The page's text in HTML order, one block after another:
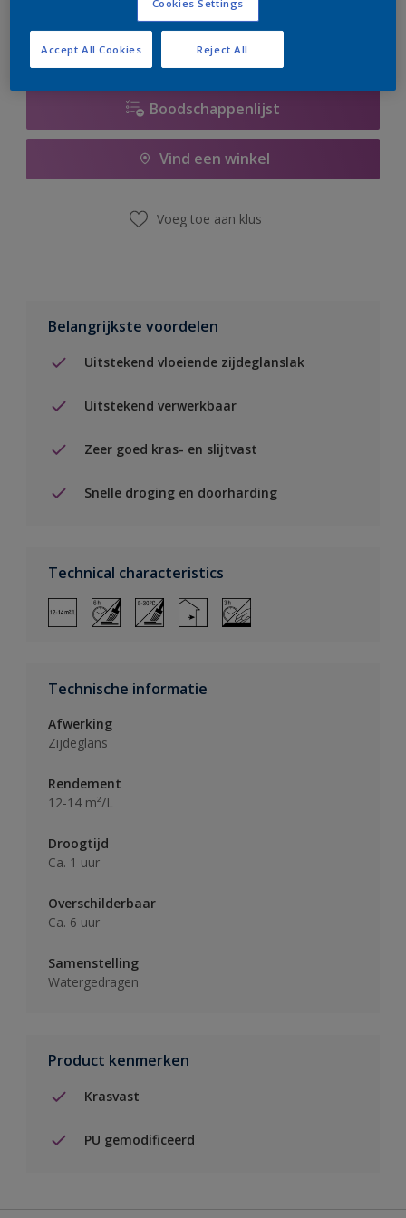
Boodschappenlijst
Vind een winkel
Voeg toe aan klus
Belangrijkste voordelen
Uitstekend vloeiende zijdeglanslak
Uitstekend verwerkbaar
Zeer goed kras- en slijtvast
Snelle droging en doorharding
Technical characteristics
Technische informatie
Afwerking
Zijdeglans
Rendement
12-14 m²/L
Droogtijd
Ca. 1 uur
Overschilderbaar
Ca. 6 uur
Samenstelling
Watergedragen
Product kenmerken
Krasvast
PU gemodificeerd
Cookies Settings
Reject All
Accept All Cookies